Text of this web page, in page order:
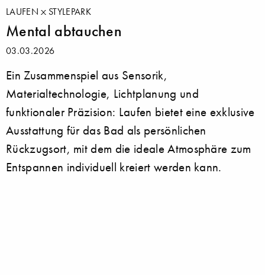
LAUFEN STYLEPARK
Mental abtauchen
03.03.2026
Ein Zusammenspiel aus Sensorik,
Materialtechnologie, Lichtplanung und
funktionaler Präzision: Laufen bietet eine exklusive
Ausstattung für das Bad als persönlichen
Rückzugsort, mit dem die ideale Atmosphäre zum
Entspannen individuell kreiert werden kann.